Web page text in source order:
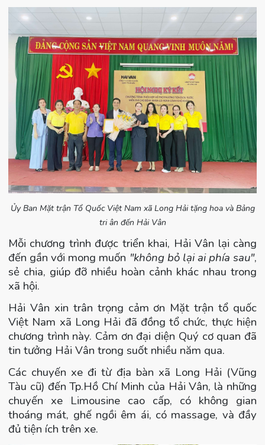
Ủy Ban Mặt trận Tổ Quốc Việt Nam xã Long Hải tặng hoa và Bảng
tri ân đến Hải Vân
Mỗi chương trình được triển khai, Hải Vân lại càng
đến gần với mong muốn "không bỏ lại ai phía sau",
sẻ chia, giúp đỡ nhiều hoàn cảnh khác nhau trong
xã hội.
Hải Vân xin trân trọng cảm ơn Mặt trận tổ quốc
Việt Nam xã Long Hải đã đồng tổ chức, thực hiện
chương trình này. Cảm ơn đại diện Quý cơ quan đã
tin tưởng Hải Vân trong suốt nhiều năm qua.
Các chuyến xe đi từ địa bàn xã Long Hải (Vũng
Tàu cũ) đến Tp.Hồ Chí Minh của Hải Vân, là những
chuyến xe Limousine cao cấp, có không gian
thoáng mát, ghế ngồi êm ái, có massage, và đầy
đủ tiện ích trên xe.